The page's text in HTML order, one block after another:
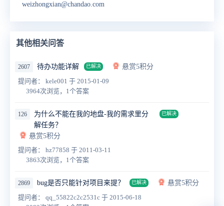
weizhongxian@chandao.com
其他相关问答
2607 待办功能详解 已解决
悬赏5积分
提问者： kele001 于 2015-01-09
3964次浏览，1个答案
126
为什么不能在我的地盘-我的需求里分
解任务？
已解决
悬赏5积分
提问者： hz77858 于 2011-03-11
3863次浏览，1个答案
2869 bug是否只能针对项目来提？ 已解决
悬赏5积分
提问者： qq_55822c2c2531c 于 2015-06-18